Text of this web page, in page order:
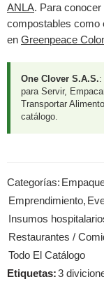
ANLA. Para
compostables como
en Greenpeace
One Clover S.A.S.:
para Servir,
Transportar
catálogo.
Categorías:
Emprendimiento,
Insumos
Restaurantes /
Todo El Catálogo
Etiquetas:3